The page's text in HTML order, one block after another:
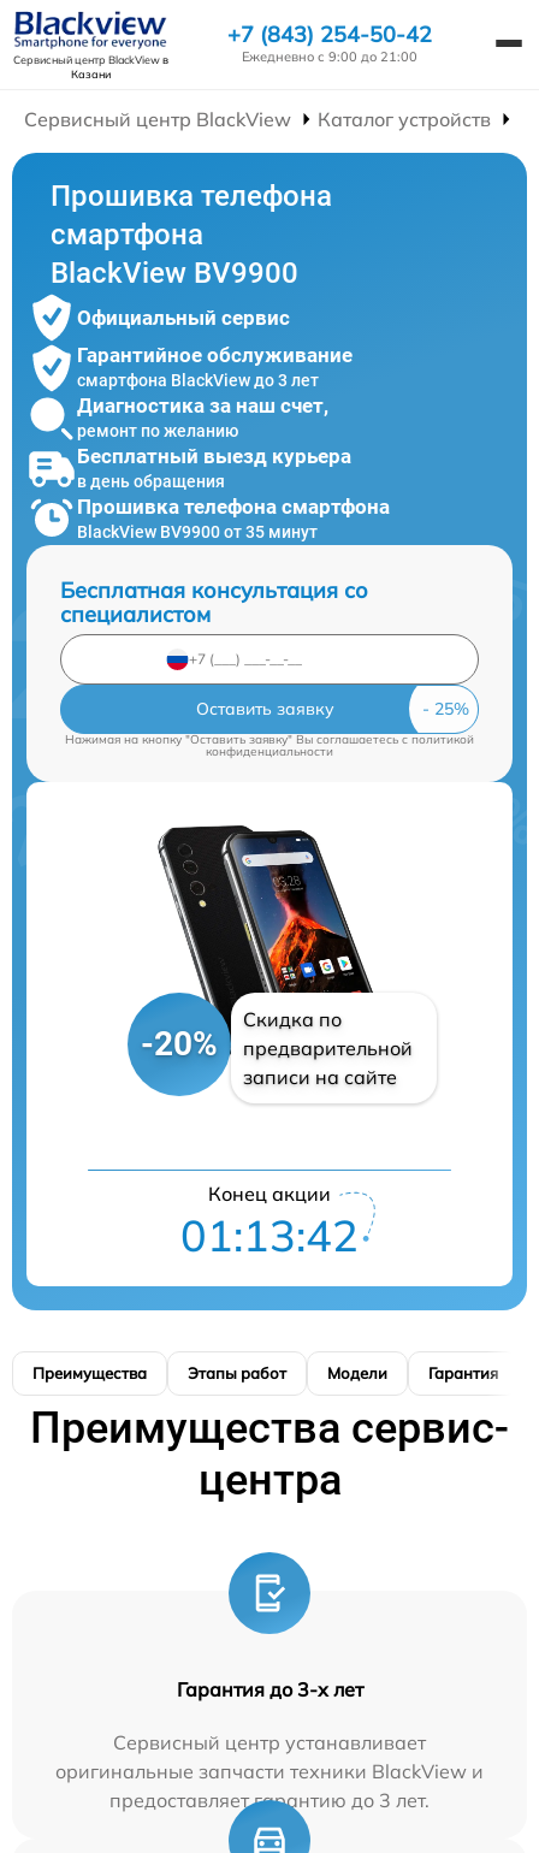
Сервисный центр BlackViewв
Казани
+7 (843) 254-50-42
Ежедневно с 9:00 до 21:00
Сервисный центр BlackView Каталог устройств
Прошивка телефона
смартфона
BlackView BV9900
Официальный сервис
Гарантийное обслуживание
смартфона BlackView до 3 лет
Диагностика за наш счет,
ремонт по желанию
Бесплатный выезд курьера
в день обращения
Прошивка телефона смартфона
BlackView BV9900 от 35 минут
Бесплатная консультация со
специалистом
Оставить заявку
Нажимая на кнопку "Оставить заявку" Вы соглашаетесь cполитикой
конфиденциальности
-20%
Скидка по
предварительной
записи на сайте
Конец акции
01:13:41
Преимущества Этапы работ Модели Гарантия
Преимущества сервис-
центра
Гарантия до 3-х лет
Сервисный центр устанавливает
оригинальные запчасти техники BlackView и
предоставляет гарантию до 3 лет.